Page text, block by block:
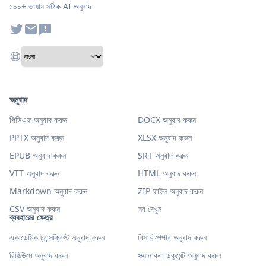
১০০+ ভাষায় সঠিক AI অনুবাদ
ব্যবহারের ক্ষেত্র
একাডেমিক ট্রান্সক্রিপ্ট অনুবাদ করুন
রিসার্চ পেপার অনুবাদ করুন
রিজিউমে অনুবাদ করুন
স্ক্যান করা ডকুমেন্ট অনুবাদ করুন
অনুবাদ
পিডিএফ অনুবাদ করুন
DOCX অনুবাদ করুন
PPTX অনুবাদ করুন
XLSX অনুবাদ করুন
EPUB অনুবাদ করুন
SRT অনুবাদ করুন
VTT অনুবাদ করুন
HTML অনুবাদ করুন
Markdown অনুবাদ করুন
ZIP ফাইল অনুবাদ করুন
CSV অনুবাদ করুন
সব দেখুন